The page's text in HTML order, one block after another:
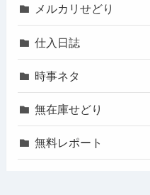
メルカリせどり
仕入日誌
時事ネタ
無在庫せどり
無料レポート